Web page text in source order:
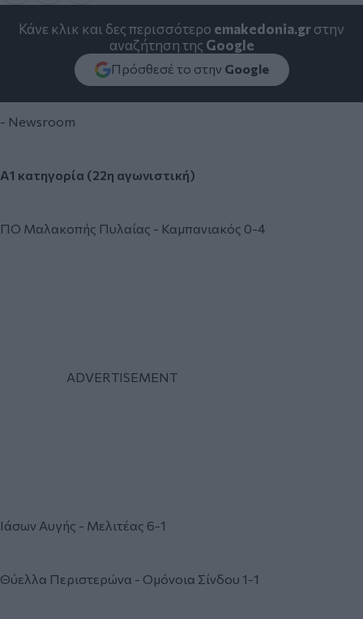
Κάνε κλικ και δες περισσότερο emakedonia.grστην
αναζήτηση της Google
Πρόσθεσέ το στην Google
- Newsroom
Α1 κατηγορία (22η αγωνιστική)
ΠΟ Μαλακοπής Πυλαίας - Καμπανιακός 0-4
Ιάσων Αυγής - Μελιτέας 6-1
Θύελλα Περιστερώνα - Ομόνοια Σίνδου 1-1